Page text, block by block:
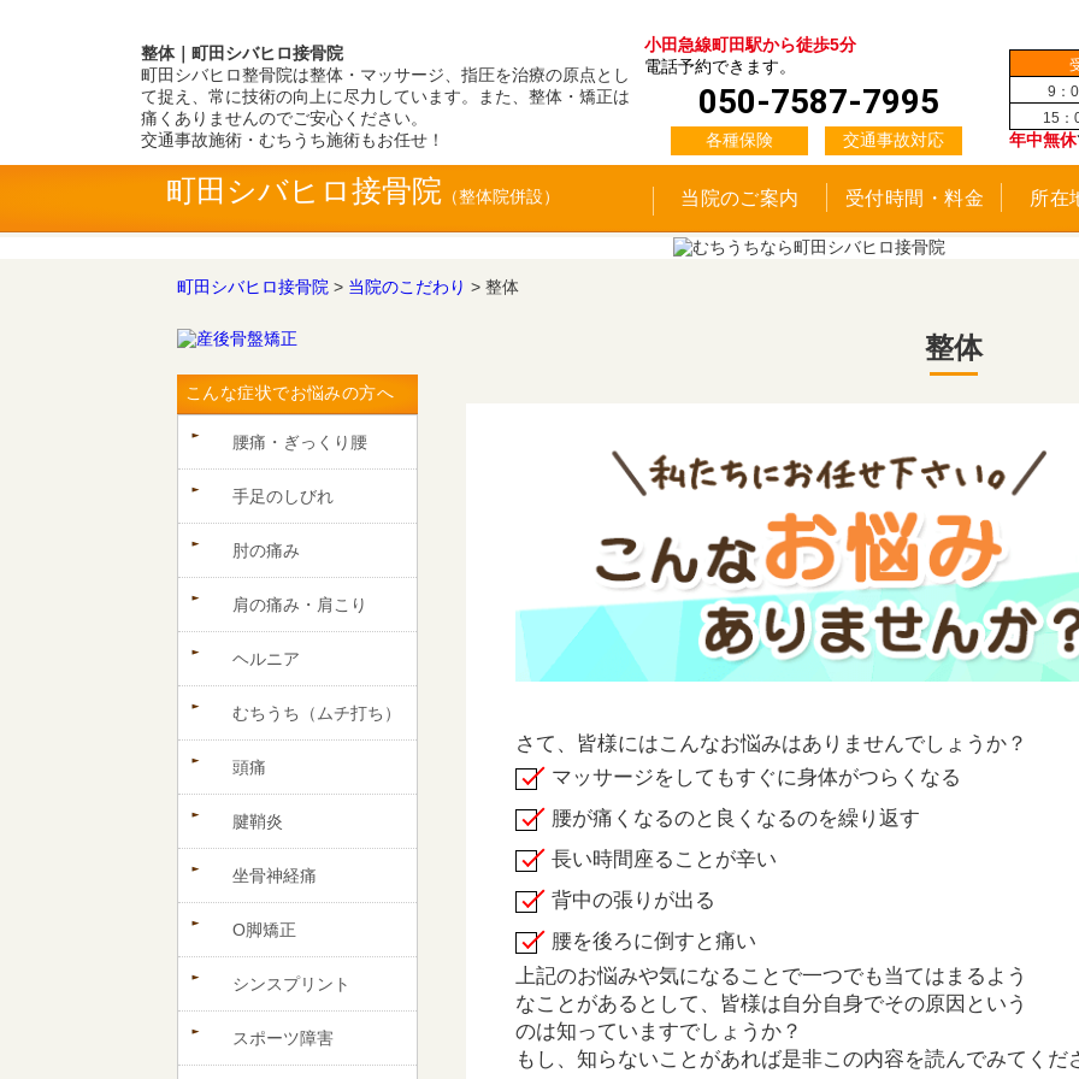
整体｜町田シバヒロ接骨院
町田シバヒロ整骨院は整体・マッサージ、指圧を治療の原点とし
て捉え、常に技術の向上に尽力しています。また、整体・矯正は
痛くありませんのでご安心ください。
交通事故施術・むちうち施術もお任せ！
小田急線町田駅から徒歩5分
電話予約できます。
050-7587-7995
各種保険 交通事故対応
9：
15：
年中無休
町田シバヒロ接骨院 当院のご案内 受付時間・料金 所在
町田シバヒロ接骨院 > 当院のこだわり > 整体
整体
さて、皆様にはこんなお悩みはありませんでしょうか？
マッサージをしてもすぐに身体がつらくなる
腰が痛くなるのと良くなるのを繰り返す
長い時間座ることが辛い
背中の張りが出る
腰を後ろに倒すと痛い
上記のお悩みや気になることで一つでも当てはまるよう
なことがあるとして、皆様は自分自身でその原因という
のは知っていますでしょうか？
もし、知らないことがあれば是非この内容を読んでみてくだ
こんな症状でお悩みの方へ
腰痛・ぎっくり腰
手足のしびれ
肘の痛み
肩の痛み・肩こり
ヘルニア
むちうち（ムチ打ち）
頭痛
腱鞘炎
坐骨神経痛
O脚矯正
シンスプリント
スポーツ障害